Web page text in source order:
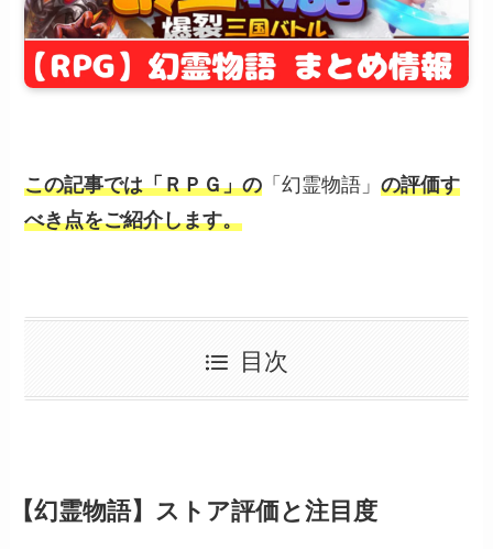
この記事では「ＲＰＧ」の 「幻霊物語」の評価す
べき点をご紹介します。
目次
【幻霊物語】ストア評価と注目度